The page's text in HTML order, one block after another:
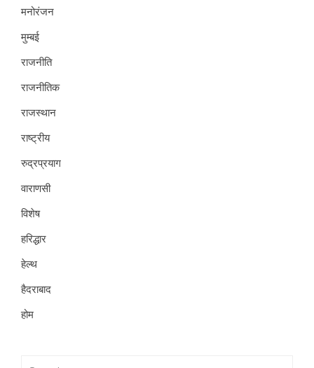
मनोरंजन
मुम्बई
राजनीति
राजनीतिक
राजस्थान
राष्ट्रीय
रुद्रप्रयाग
वाराणसी
विशेष
हरिद्धार
हेल्थ
हैदराबाद
होम